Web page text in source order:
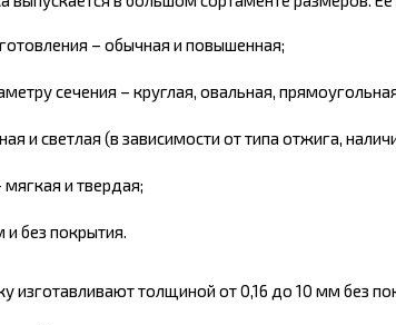
– обычная и повышенная;
сечения – круглая, овальная,
и светлая (в зависимости от типа отжига,
мягкая и твердая;
и без покрытия.
изготавливают толщиной от 0,16 до 10 мм без